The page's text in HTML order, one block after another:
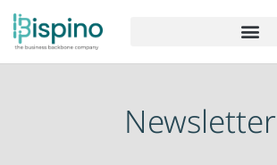
Newsletter